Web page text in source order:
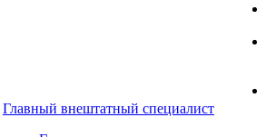
Главный внештатный специалист